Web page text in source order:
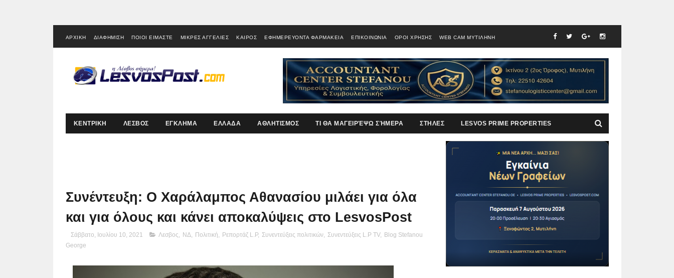
ΑΡΧΙΚΗ ΔΙΑΦΗΜΙΣΗ ΠΟΙΟΙ ΕΙΜΑΣΤΕ ΜΙΚΡΕΣ ΑΓΓΕΛΙΕΣ ΚΑΙΡΟΣ ΕΦΗΜΕΡΕΥΟΝΤΑ ΦΑΡΜΑΚΕΙΑ ΕΠΙΚΟΙΝΩΝΙΑ ΟΡΟΙ ΧΡΗΣΗΣ WEB CAM ΜΥΤΙΛΗΝΗ
ΚΕΝΤΡΙΚΗ ΛΕΣΒΟΣ ΕΓΚΛΗΜΑ ΕΛΛΑΔΑ ΑΘΛΗΤΙΣΜΟΣ ΤΙ ΘΑ ΜΑΓΕΙΡΈΨΩ ΣΉΜΕΡΑ ΣΤΗΛΕΣ LESVOS PRIME PROPERTIES
Συνέντευξη: Ο Χαράλαμπος Αθανασίου μιλάει για όλα
και για όλους και κάνει αποκαλύψεις στο LesvosPost
Σάββατο, Ιουλίου 10, 2021 Λεσβος, ΝΔ, Πολιτική, Ρεπορτάζ L.P, Συνεντεύξεις πολιτικών, Συνεντεύξεις L.P TV, Blog Stefanou
George